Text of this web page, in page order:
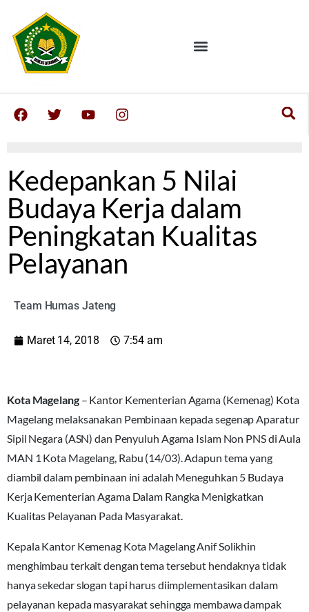
Kedepankan 5 Nilai
Budaya Kerja dalam
Peningkatan Kualitas
Pelayanan
Team Humas Jateng
Maret 14, 2018 7:54 am
Kota Magelang– Kantor Kementerian Agama (Kemenag) Kota
Magelang melaksanakan Pembinaan kepada segenap Aparatur
Sipil Negara (ASN) dan Penyuluh Agama Islam Non PNS di Aula
MAN 1 Kota Magelang, Rabu (14/03). Adapun tema yang
diambil dalam pembinaan ini adalah Meneguhkan 5 Budaya
Kerja Kementerian Agama Dalam Rangka Menigkatkan
Kualitas Pelayanan Pada Masyarakat.
Kepala Kantor Kemenag Kota Magelang Anif Solikhin
menghimbau terkait dengan tema tersebut hendaknya tidak
hanya sekedar slogan tapi harus diimplementasikan dalam
pelayanan kepada masyarakat sehingga membawa dampak